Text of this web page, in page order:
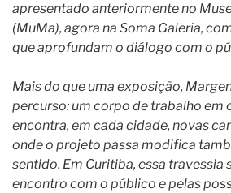
apresentado anteriormente no
(MuMa), agora na Soma Galeria,
que aprofundam o diálogo com o
Mais do que uma exposição,
percurso: um corpo de trabalho
encontra, em cada cidade, novas
onde o projeto passa modifica
sentido. Em Curitiba, essa travessia
encontro com o público e pelas